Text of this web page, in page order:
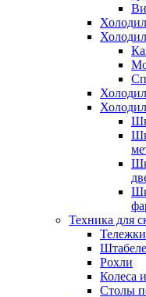
Техника для
Рохли
Колеса
Столы